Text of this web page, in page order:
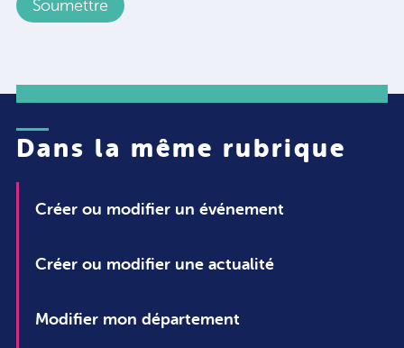
Dans la même rubrique
Créer ou modifier un événement
Créer ou modifier une actualité
Modifier mon département